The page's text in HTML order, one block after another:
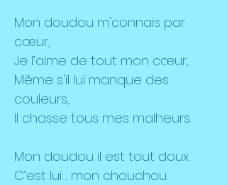
Mon doudou m'connais par
cœur,
Je l’aime de tout mon cœur,
Même s'il lui manque des
couleurs,
Il chasse tous mes malheurs.
Mon doudou il est tout doux.
C’est lui ... mon chouchou.